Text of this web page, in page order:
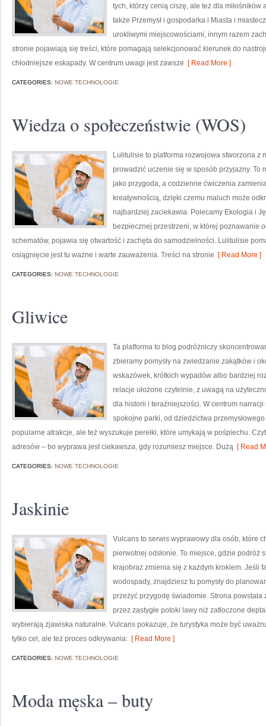
tych, którzy cenią ciszę, ale też dla
także Przemysł i gospodarka i Miasta i
urokliwymi miejscowościami, innym razem
stronie pojawiają się treści, które pomagają selekcjonować kierunek do
chłodniejsze eskapady. W centrum uwagi jest zawsze [ Read More ]
CATEGORIES: NOWE TECHNOLOGIE
Wiedza o społeczeństwie (WOS)
Lulitulisie to platforma rozwojowa stworzona z
prowadzić uczenie się w sposób przyjazny. To
jako przygoda, a codzienne ćwiczenia
kreatywnością, dzięki czemu maluch może
najbardziej zaciekawia. Polecamy Ekologia i
bezpiecznej przestrzeni, w której poznawanie
schematów, pojawia się otwartość i zachęta do samodzielności. Lulitulisie
osiągnięcie jest tu ważne i warte zauważenia. Treści na stronie [ Read More ]
CATEGORIES: NOWE TECHNOLOGIE
Gliwice
Ta platforma to blog podróżniczy
zbieramy pomysły na zwiedzanie zakątków i
wskazówek, krótkich wypadów albo bardziej
relacje ułożone czytelnie, z uwagą na
dla historii i teraźniejszości. W centrum
spokojne parki, od dziedzictwa
popularne atrakcje, ale też wyszukuje perełki, które umykają w pośpiechu.
adresów – bo wyprawa jest ciekawsza, gdy rozumiesz miejsce. Dużą [ Read
CATEGORIES: NOWE TECHNOLOGIE
Jaskinie
Vulcans to serwis wyprawowy dla osób, które
pierwotnej odsłonie. To miejsce, gdzie podróż
krajobraz zmienia się z każdym krokiem. Jeśli
wodospady, znajdziesz tu pomysły do
przeżyć przygodę świadomie. Strona
przez zastygłe potoki lawy niż zatłoczone
wybierają zjawiska naturalne. Vulcans pokazuje, że turystyka może być
tylko cel, ale też proces odkrywania: [ Read More ]
CATEGORIES: NOWE TECHNOLOGIE
Moda męska – buty